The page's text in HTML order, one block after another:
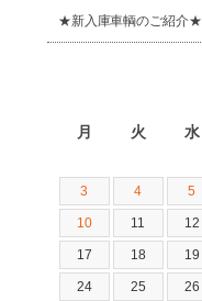
★新入庫車輌のご紹介★
月 火 水
3 4 5
10 11 12
17 18 19
24 25 26